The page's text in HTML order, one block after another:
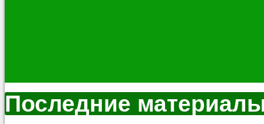
Последние